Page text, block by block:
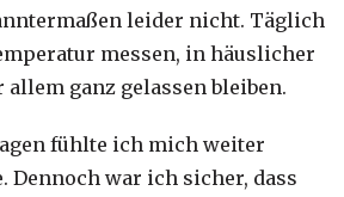
leider nicht. Täglich
messen, in häuslicher
ganz gelassen bleiben.
fühlte ich mich weiter
Dennoch war ich sicher, dass